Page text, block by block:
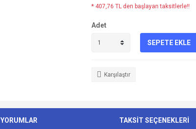
* 407,76 TL den başlayan taksitlerle!!
Adet
SEPETE EKLE
Karşılaştır
YORUMLAR TAKSİT SEÇENEKLERİ